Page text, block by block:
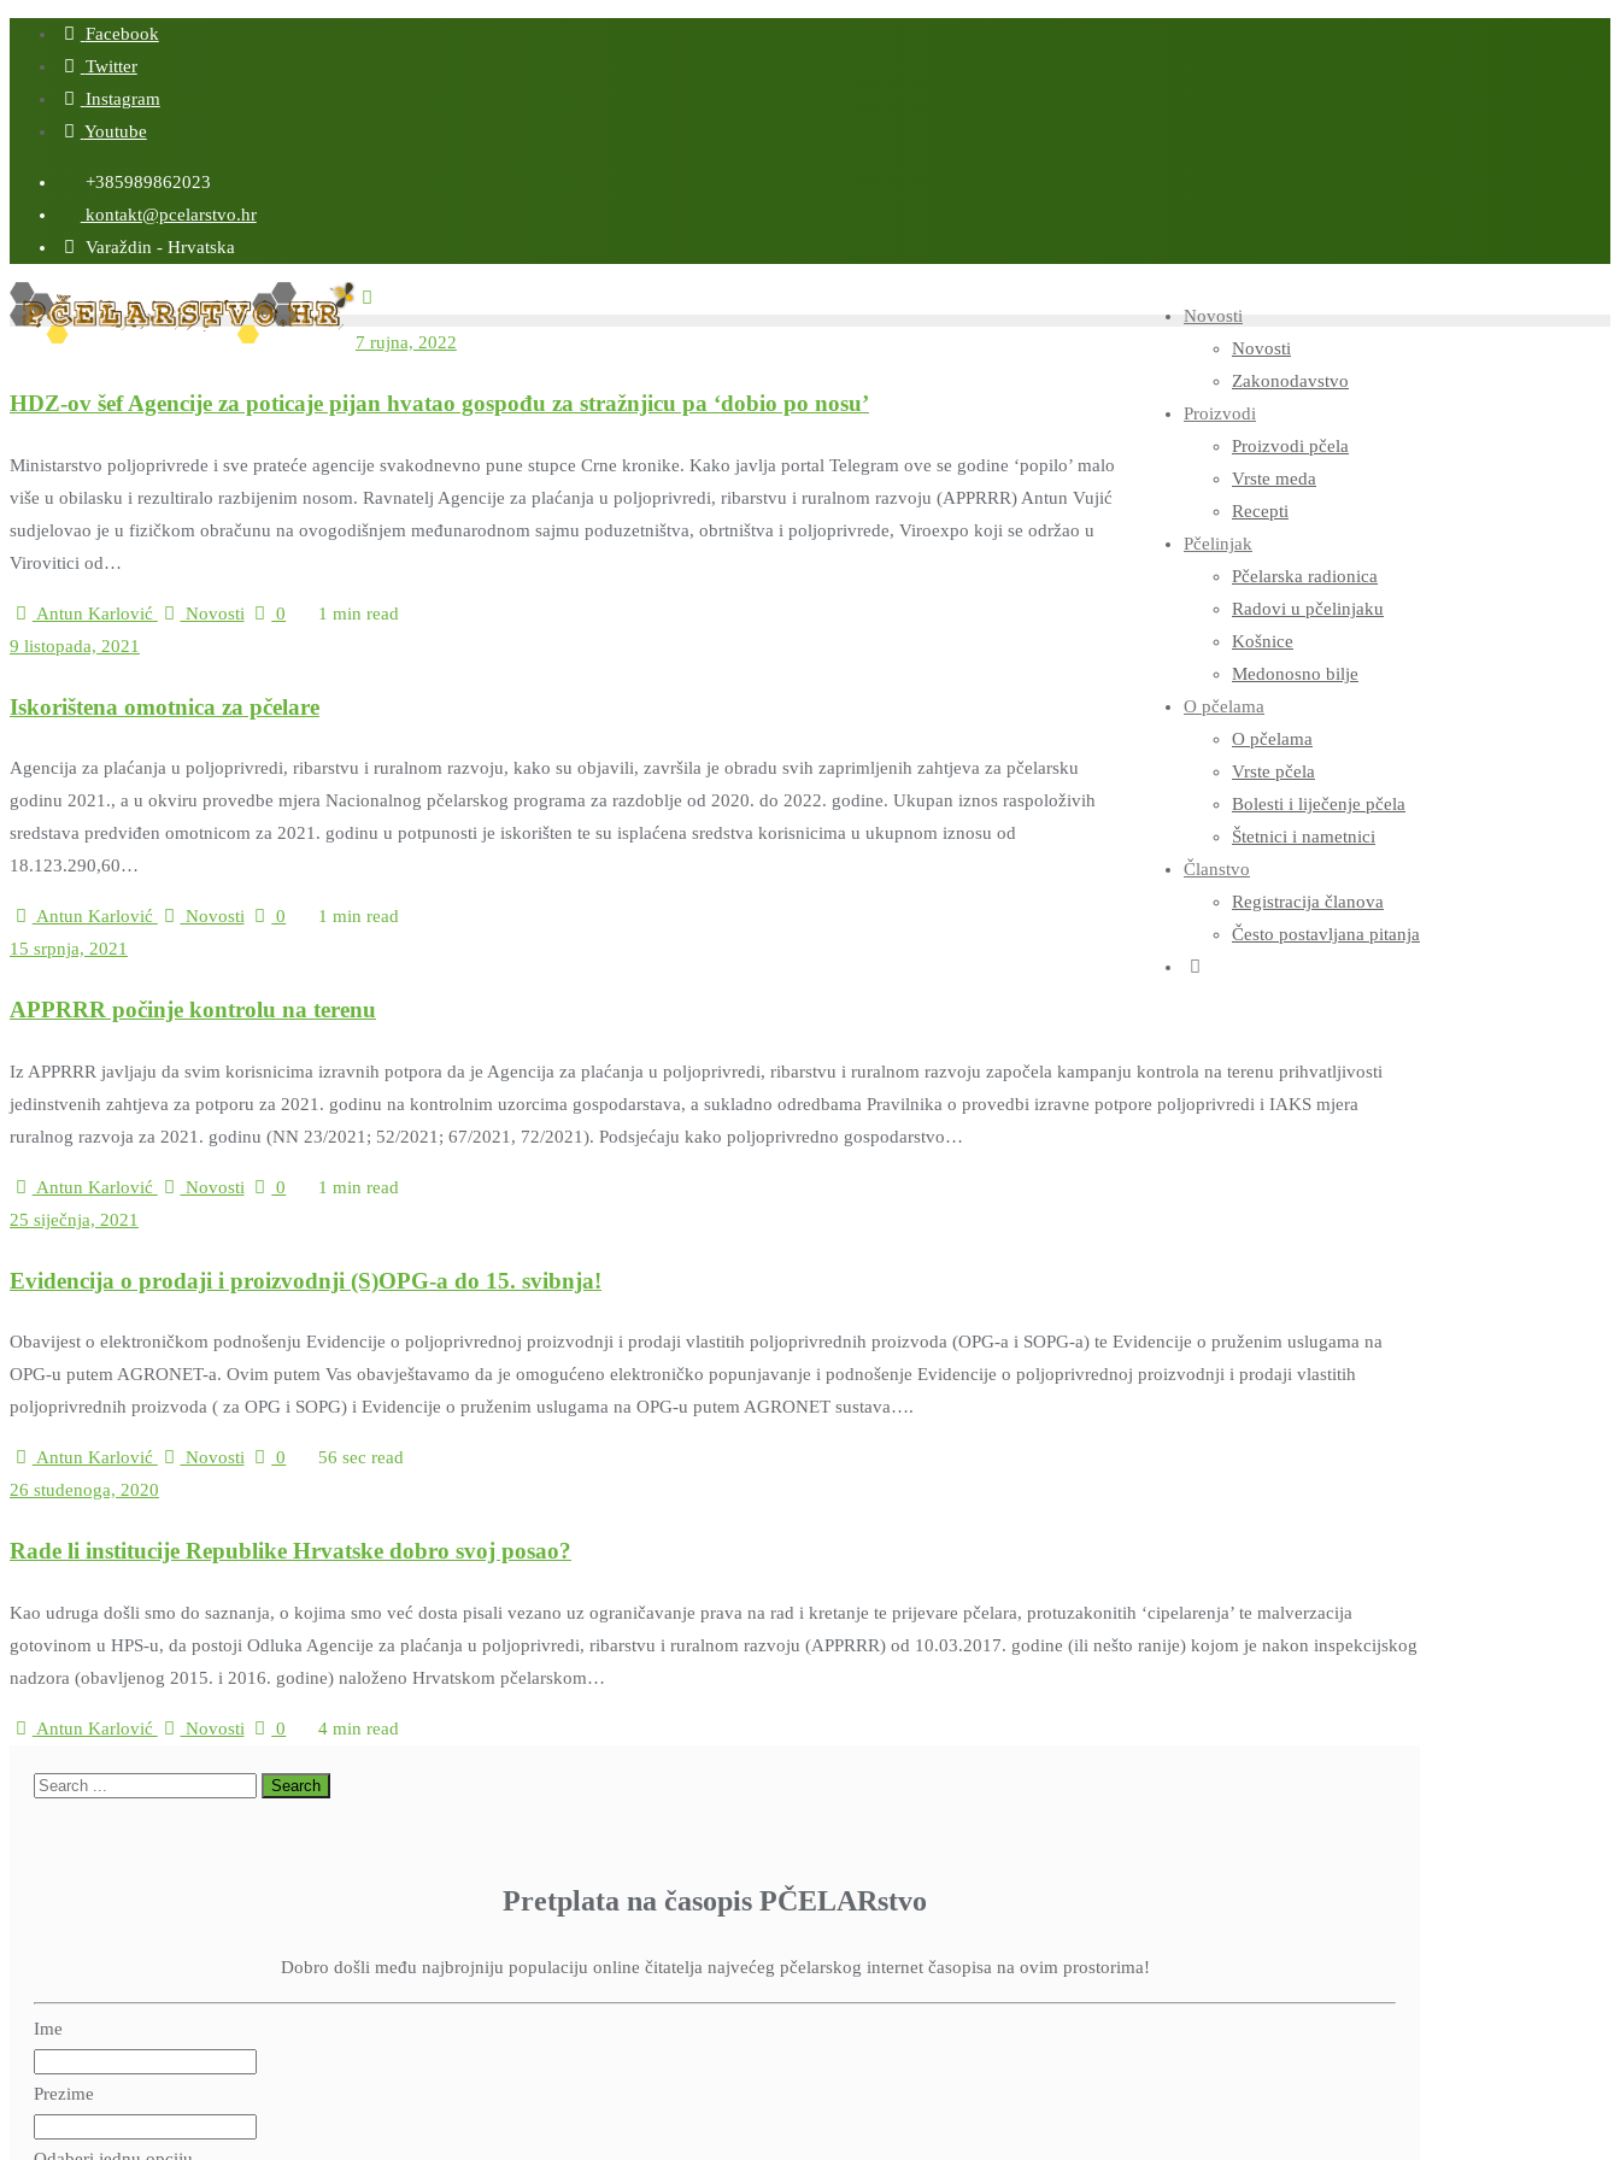
Skip
content
Facebook
Twitter
Instagram
Youtube
+385989862023
kontakt@pcelarstvo.hr
Varaždin - Hrvatska
Novosti
Novosti
Zakonodavstvo
Proizvodi
Proizvodi pčela
Vrste meda
Recepti
Pčelinjak
Pčelarska radionica
Radovi u pčelinjaku
Košnice
Medonosno bilje
O pčelama
O pčelama
Vrste pčela
Bolesti i liječenje pčela
Štetnici i nametnici
Članstvo
Registracija članova
Često postavljana pitanja
7 rujna, 2022
HDZ-ov šef Agencije za poticaje pijan hvatao gospođu za stražnjicu pa ‘dobio po nosu’
Ministarstvo poljoprivrede i sve prateće agencije svakodnevno pune stupce Crne kronike. Kako javlja portal Telegram ove se godine ‘popilo’ malo
više u obilasku i rezultiralo razbijenim nosom. Ravnatelj Agencije za plaćanja u poljoprivredi, ribarstvu i ruralnom razvoju (APPRRR) Antun Vujić
sudjelovao je u fizičkom obračunu na ovogodišnjem međunarodnom sajmu poduzetništva, obrtništva i poljoprivrede, Viroexpo koji se održao u
Virovitici od…
Antun Karlović Novosti 0
1 min read
9 listopada, 2021
Iskorištena omotnica za pčelare
Agencija za plaćanja u poljoprivredi, ribarstvu i ruralnom razvoju, kako su objavili, završila je obradu svih zaprimljenih zahtjeva za pčelarsku
godinu 2021., a u okviru provedbe mjera Nacionalnog pčelarskog programa za razdoblje od 2020. do 2022. godine. Ukupan iznos raspoloživih
sredstava predviđen omotnicom za 2021. godinu u potpunosti je iskorišten te su isplaćena sredstva korisnicima u ukupnom iznosu od
18.123.290,60…
Antun Karlović Novosti 0
1 min read
15 srpnja, 2021
APPRRR počinje kontrolu na terenu
Iz APPRRR javljaju da svim korisnicima izravnih potpora da je Agencija za plaćanja u poljoprivredi, ribarstvu i ruralnom razvoju započela kampanju kontrola na terenu prihvatljivosti
jedinstvenih zahtjeva za potporu za 2021. godinu na kontrolnim uzorcima gospodarstava, a sukladno odredbama Pravilnika o provedbi izravne potpore poljoprivredi i IAKS mjera
ruralnog razvoja za 2021. godinu (NN 23/2021; 52/2021; 67/2021, 72/2021). Podsjećaju kako poljoprivredno gospodarstvo…
Antun Karlović Novosti 0
1 min read
25 siječnja, 2021
Evidencija o prodaji i proizvodnji (S)OPG-a do 15. svibnja!
Obavijest o elektroničkom podnošenju Evidencije o poljoprivrednoj proizvodnji i prodaji vlastitih poljoprivrednih proizvoda (OPG-a i SOPG-a) te Evidencije o pruženim uslugama na
OPG-u putem AGRONET-a. Ovim putem Vas obavještavamo da je omogućeno elektroničko popunjavanje i podnošenje Evidencije o poljoprivrednoj proizvodnji i prodaji vlastitih
poljoprivrednih proizvoda ( za OPG i SOPG) i Evidencije o pruženim uslugama na OPG-u putem AGRONET sustava….
Antun Karlović Novosti 0
56 sec read
26 studenoga, 2020
Rade li institucije Republike Hrvatske dobro svoj posao?
Kao udruga došli smo do saznanja, o kojima smo već dosta pisali vezano uz ograničavanje prava na rad i kretanje te prijevare pčelara, protuzakonitih ‘cipelarenja’ te malverzacija
gotovinom u HPS-u, da postoji Odluka Agencije za plaćanja u poljoprivredi, ribarstvu i ruralnom razvoju (APPRRR) od 10.03.2017. godine (ili nešto ranije) kojom je nakon inspekcijskog
nadzora (obavljenog 2015. i 2016. godine) naloženo Hrvatskom pčelarskom…
Antun Karlović Novosti 0 4 min read
Pretplata na časopis PČELARstvo
Dobro došli među najbrojniju populaciju online čitatelja najvećeg pčelarskog internet časopisa na ovim prostorima!
Ime
Prezime